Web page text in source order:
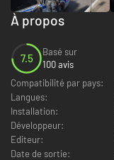
À propos
7.5
Basé sur
100 avis
Compatibilité par pays:
Langues:
Installation:
Développeur:
Editeur:
Date de sortie: